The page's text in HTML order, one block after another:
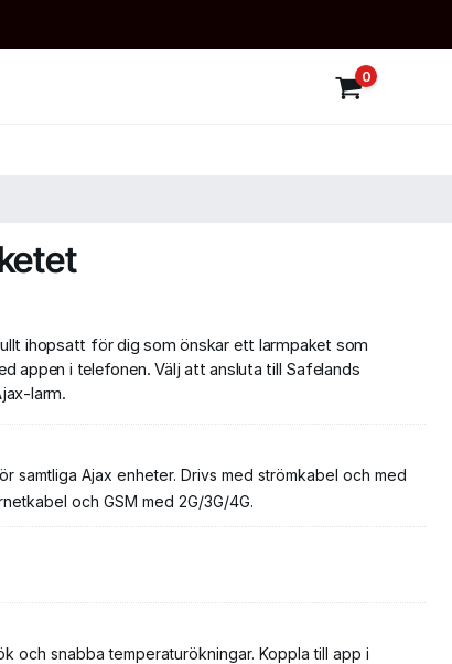
0
ihopsatt för dig som önskar ett larmpaket som
appen i telefonen.Välj att ansluta till Safelands
larm.
samtliga Ajax enheter. Drivs med strömkabel och med
och GSM med 2G/3G/4G.
och snabba temperaturökningar. Koppla till app i